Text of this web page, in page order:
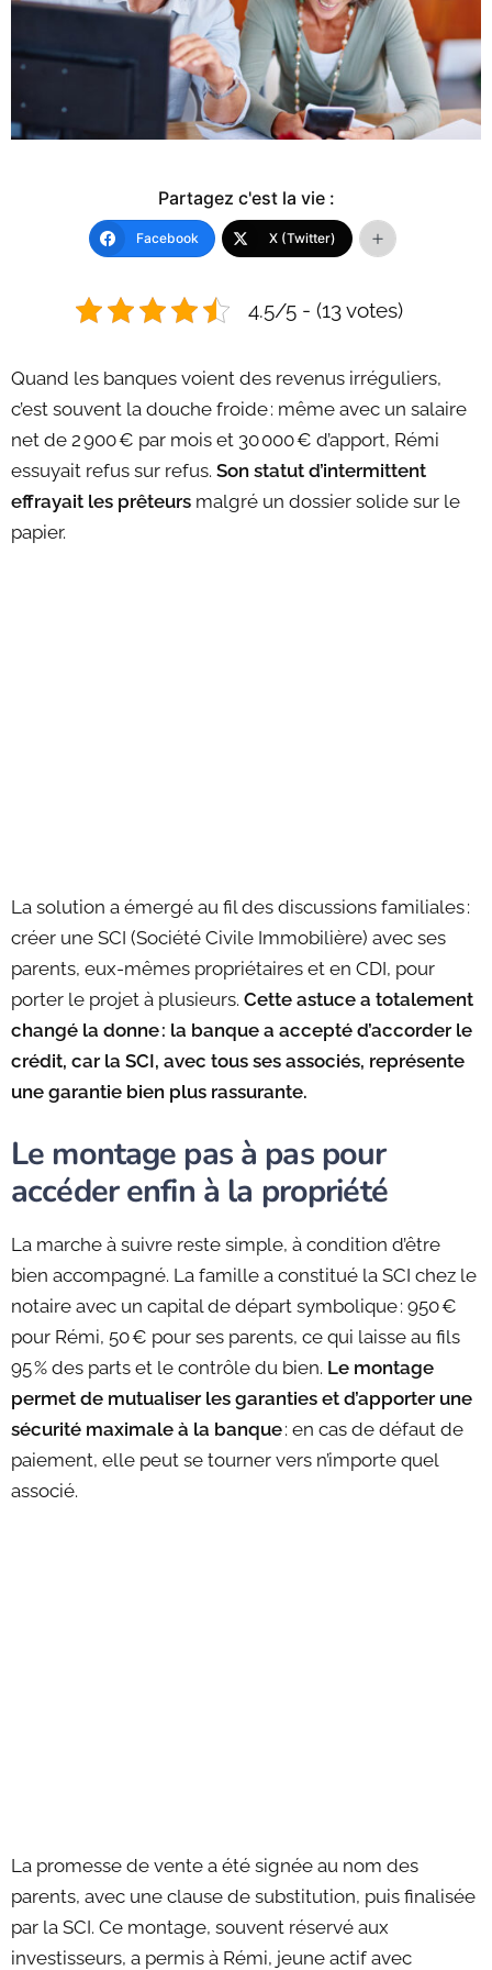
Partagez c'est la vie :
Facebook X (Twitter)
4.5/5 - (13 votes)
Quand les banques voient des revenus irréguliers,
c’est souvent la douche froide : même avec un salaire
net de 2 900 € par mois et 30 000 € d’apport, Rémi
essuyait refus sur refus. Son statut d’intermittent
effrayait les prêteurs malgré un dossier solide sur le
papier.
La solution a émergé au fil des discussions familiales :
créer une SCI (Société Civile Immobilière) avec ses
parents, eux-mêmes propriétaires et en CDI, pour
porter le projet à plusieurs. Cette astuce a totalement
changé la donne : la banque a accepté d’accorder le
crédit, car la SCI, avec tous ses associés, représente
une garantie bien plus rassurante.
Le montage pas à pas pour
accéder enfin à la propriété
La marche à suivre reste simple, à condition d’être
bien accompagné. La famille a constitué la SCI chez le
notaire avec un capital de départ symbolique : 950 €
pour Rémi, 50 € pour ses parents, ce qui laisse au fils
95 % des parts et le contrôle du bien. Le montage
permet de mutualiser les garanties et d’apporter une
sécurité maximale à la banque: en cas de défaut de
paiement, elle peut se tourner vers n’importe quel
associé.
La promesse de vente a été signée au nom des
parents, avec une clause de substitution, puis finalisée
par la SCI. Ce montage, souvent réservé aux
investisseurs, a permis à Rémi, jeune actif avec